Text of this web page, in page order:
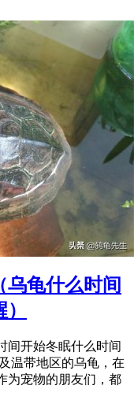
龟什么时间
间开始冬眠什么时间
温带地区的乌龟，在
为宠物的朋友们，都